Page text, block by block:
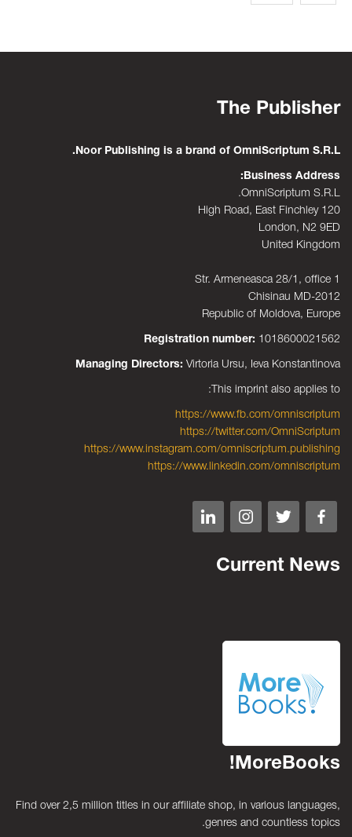
The Publisher
Noor Publishing is a brand of OmniScriptum S.R.L.
Business Address:
OmniScriptum S.R.L.
120 High Road, East Finchley
London, N2 9ED
United Kingdom
Str. Armeneasca 28/1, office 1
Chisinau MD-2012
Republic of Moldova, Europe
Registration number: 1018600021562
Managing Directors: Virtoria Ursu, Ieva Konstantinova
This imprint also applies to:
https://www.fb.com/omniscriptum
https://twitter.com/OmniScriptum
https://www.instagram.com/omniscriptum.publishing
https://www.linkedin.com/omniscriptum
Current News
MoreBooks!
Find over 2,5 million titles in our affiliate shop, in various languages,
genres and countless topics.